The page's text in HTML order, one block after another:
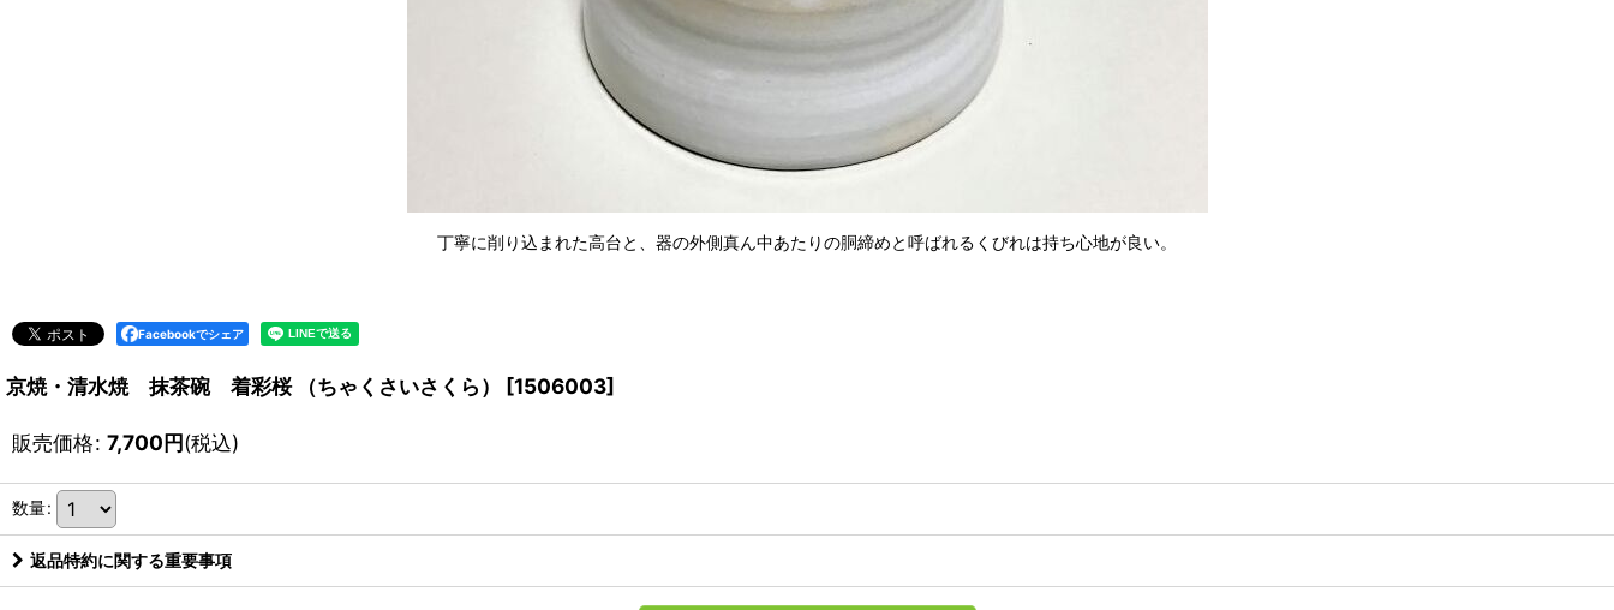
丁寧に削り込まれた高台と、器の外側真ん中あたりの胴締めと呼ばれるくびれは持ち心地が良い。
Facebookでシェア
京焼・清水焼 抹茶碗 着彩桜 （ちゃくさいさくら） [1506003]
販売価格: 7,700円(税込)
数量:
返品特約に関する重要事項